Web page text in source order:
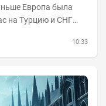
Европа была
на Турцию и СНГ
10:33